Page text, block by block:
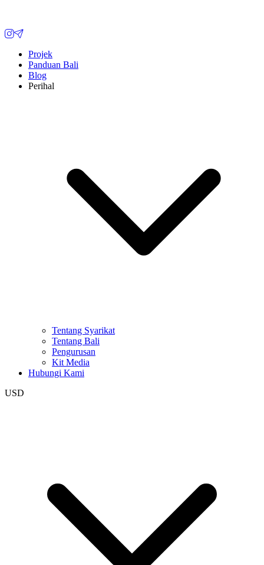
Projek
Panduan Bali
Blog
Perihal
Tentang Syarikat
Tentang Bali
Pengurusan
Kit Media
Hubungi Kami
USD